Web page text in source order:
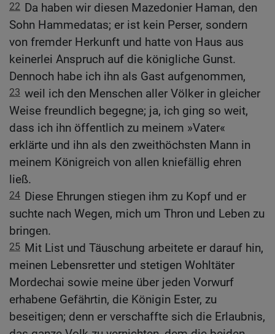
22 Da haben wir diesen Mazedonier Haman, den
Sohn Hammedatas; er ist kein Perser, sondern
von fremder Herkunft und hatte von Haus aus
keinerlei Anspruch auf die königliche Gunst.
Dennoch habe ich ihn als Gast aufgenommen,
23 weil ich den Menschen aller Völker in gleicher
Weise freundlich begegne; ja, ich ging so weit,
dass ich ihn öffentlich zu meinem »Vater«
erklärte und ihn als den zweithöchsten Mann in
meinem Königreich von allen kniefällig ehren
ließ.
24 Diese Ehrungen stiegen ihm zu Kopf und er
suchte nach Wegen, mich um Thron und Leben zu
bringen.
25 Mit List und Täuschung arbeitete er darauf hin,
meinen Lebensretter und stetigen Wohltäter
Mordechai sowie meine über jeden Vorwurf
erhabene Gefährtin, die Königin Ester, zu
beseitigen; denn er verschaffte sich die Erlaubnis,